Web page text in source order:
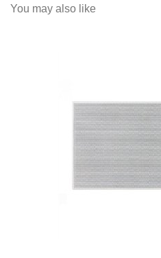
You may also like